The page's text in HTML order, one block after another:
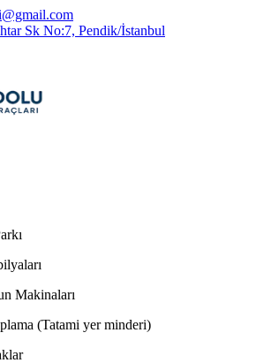
Sk No:7, Pendik/İstanbul
Makinaları
(Tatami yer minderi)